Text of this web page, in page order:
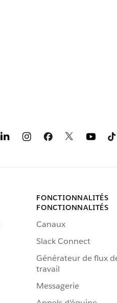
FONCTIONNALITÉS
FONCTIONNALITÉS
Canaux
Slack Connect
Générateur de flux
travail
Messagerie